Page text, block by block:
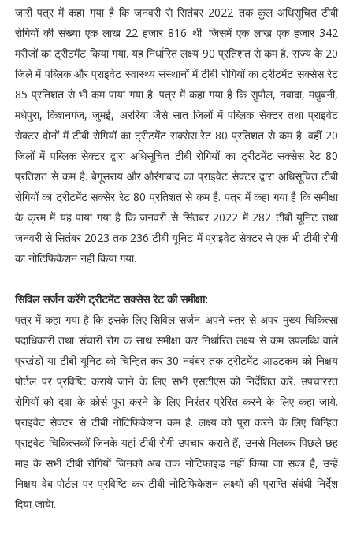
जारी पत्र में कहा गया है कि जनवरी से सितंबर 2022 तक कुल अधिसूचित टीबी
रोगियों की संख्या एक लाख 22 हजार 816 थी. जिसमें एक लाख एक हजार 342
मरीजों का ट्रीटमेंट किया गया. यह निर्धारित लक्ष्य 90 प्रतिशत से कम है. राज्य के 20
जिले में पब्लिक और प्राइवेट स्वास्थ्य संस्थानों में टीबी रोगियों का ट्रीटमेंट सक्सेस रेट
85 प्रतिशत से भी कम पाया गया है. पत्र में कहा गया है कि सुपौल, नवादा, मधुबनी,
मधेपुरा, किशनगंज, जुमई, अररिया जैसे सात जिलों में पब्लिक सेक्टर तथा प्राइवेट
सेक्टर दोनों में टीबी रोगियों का ट्रीटमेंट सक्सेस रेट 80 प्रतिशत से कम है. वहीं 20
जिलों में पब्लिक सेक्टर द्वारा अधिसूचित टीबी रोगियों का ट्रीटमेंट सक्सेस रेट 80
प्रतिशत से कम है. बेगूसराय और औरंगाबाद का प्राइवेट सेक्टर द्वारा अधिसूचित टीबी
रोगियों का ट्रीटमेंट सक्सेर रेट 80 प्रतिशत से कम है. पत्र में कहा गया है​ कि समीक्षा
के क्रम में यह पाया गया है कि जनवरी से सिंतबर 2022 में 282 टीबी यूनिट तथा
जनवरी से सितंबर 2023 तक 236 टीबी यूनिट में प्राइवेट सेक्टर से एक भी टीबी रोगी
का नोटिफिकेशन नहीं किया गया.
सिविल सर्जन करेंगे ​ट्रीटमेंट सक्सेस रेट की समीक्षा:
पत्र में कहा गया है कि इसके लिए सिविल सर्जन अपने स्तर से अपर मुख्य चिकित्सा
पदाधिकारी तथा संचारी रोग क साथ समीक्षा कर निर्धारित लक्ष्य से कम उपलब्धि वाले
प्रखंडों या टीबी यूनिट को चिन्हित कर 30 नवंबर तक ट्रीटमेंट आउटकम को निक्षय
पोर्टल पर प्रविष्टि कराये जाने के लिए सभी एसटीएस को निर्देशित करें. उपचाररत
रोगियों को दवा के कोर्स पूरा करने के लिए निरंतर प्रेरित करने के लिए कहा जाये.
प्राइवेट सेक्टर से टीबी नोटिफिकेशन कम है. लक्ष्य को पूरा करने के लिए चिन्हित
प्राइवेट चिकित्सकों जिनके यहां टीबी रोगी उपचार कराते हैं, उनसे मिलकर पिछले छह
माह के सभी टीबी रोगियों जिनको अब तक नोटिफाइड नहीं किया जा सका है, उन्हें
निक्षय वेब पोर्टल पर प्रविष्टि कर टीबी नोटिफिकेशन लक्ष्यों की प्राप्ति संबंधी निर्देश
दिया जायेा.